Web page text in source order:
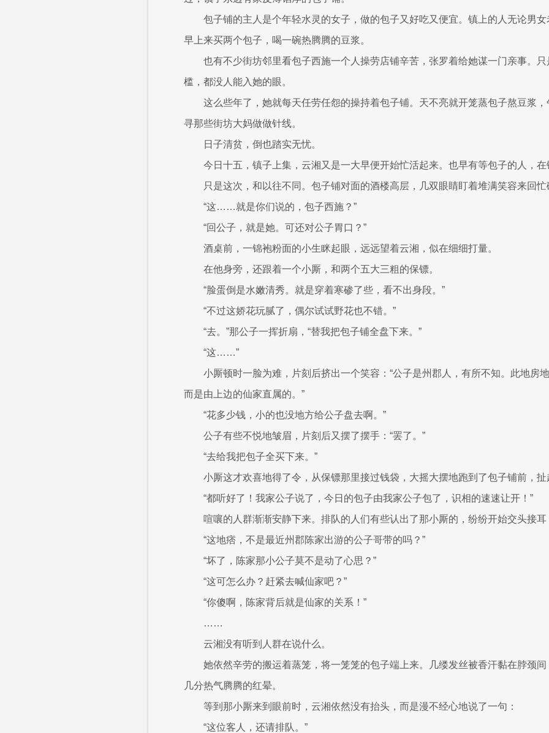
包子铺的主人是个年轻水灵的女子，做的包子又好吃又便宜。镇上的人无论男
早上来买两个包子，喝一碗热腾腾的豆浆。
也有不少街坊邻里看包子西施一个人操劳店铺辛苦，张罗着给她谋一门亲事。只
槛，都没人能入她的眼。
这么些年了，她就每天任劳任怨的操持着包子铺。天不亮就开笼蒸包子熬豆浆
寻那些街坊大妈做做针线。
日子清贫，倒也踏实无忧。
今日十五，镇子上集，云湘又是一大早便开始忙活起来。也早有等包子的人，在
只是这次，和以往不同。包子铺对面的酒楼高层，几双眼睛盯着堆满笑容来回忙
“这……就是你们说的，包子西施？”
“回公子，就是她。可还对公子胃口？”
酒桌前，一锦袍粉面的小生眯起眼，远远望着云湘，似在细细打量。
在他身旁，还跟着一个小厮，和两个五大三粗的保镖。
“脸蛋倒是水嫩清秀。就是穿着寒碜了些，看不出身段。”
“不过这娇花玩腻了，偶尔试试野花也不错。”
“去。”那公子一挥折扇，“替我把包子铺全盘下来。”
“这……”
小厮顿时一脸为难，片刻后挤出一个笑容：“公子是州郡人，有所不知。此地房
而是由上边的仙家直属的。”
“花多少钱，小的也没地方给公子盘去啊。”
公子有些不悦地皱眉，片刻后又摆了摆手：“罢了。”
“去给我把包子全买下来。”
小厮这才欢喜地得了令，从保镖那里接过钱袋，大摇大摆地跑到了包子铺前，扯
“都听好了！我家公子说了，今日的包子由我家公子包了，识相的速速让开！”
喧嚷的人群渐渐安静下来。排队的人们有些认出了那小厮的，纷纷开始交头接耳
“这地痞，不是最近州郡陈家出游的公子哥带的吗？”
“坏了，陈家那小公子莫不是动了心思？”
“这可怎么办？赶紧去喊仙家吧？”
“你傻啊，陈家背后就是仙家的关系！”
……
云湘没有听到人群在说什么。
她依然辛劳的搬运着蒸笼，将一笼笼的包子端上来。几缕发丝被香汗黏在脖颈
几分热气腾腾的红晕。
等到那小厮来到眼前时，云湘依然没有抬头，而是漫不经心地说了一句：
“这位客人，还请排队。”